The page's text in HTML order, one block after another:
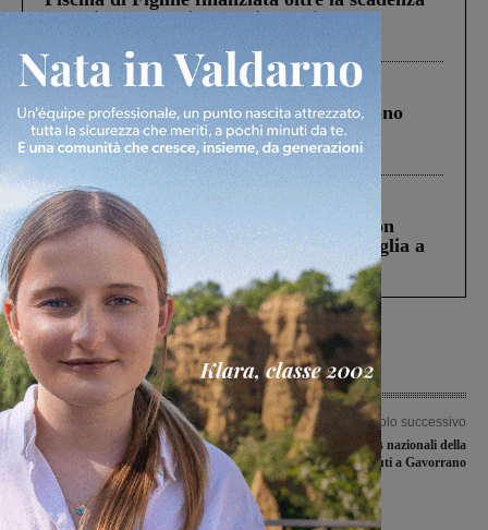
Pnrr, il gruppo di Fratelli d’Italia: “Un
ringraziamento al Governo”
Cronaca 4 Agosto 2026
Un anno fa la strage in A1 in cui morirono
Gianni, Giulia e Franco. Lo schianto, il
processo, lo stop ai sorpassi fra tir....
Cronaca 3 Agosto 2026
Scomparso da una struttura di Castiglion
Fiorentino l’uomo che aveva ucciso la figlia a
Levane nel 2020
Articolo precedente
Due valdarnesi nella rappresentativa
regionale che sfiderà gli juniores dello
Scandicci
Articolo successivo
Gli juniores nazionali della
Sangiovannese battuti a Gavorrano